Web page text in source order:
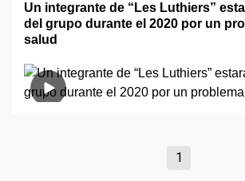
Un integrante de “Les Luthiers”
del grupo durante el 2020 por un
salud
1